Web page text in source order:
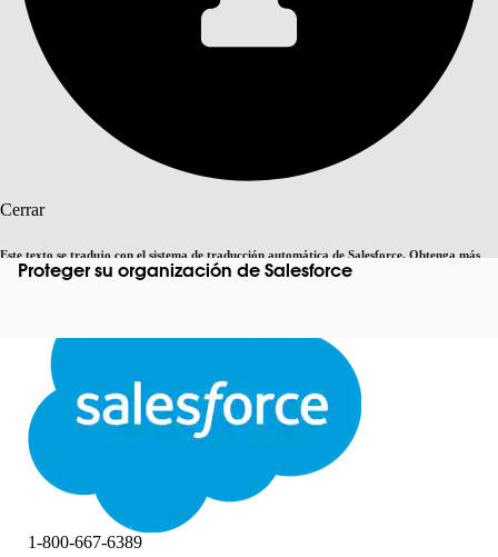
Cerrar
Este texto se tradujo con el sistema de traducción automática de Salesforce. Obtenga más
detallesaquí. Cambiar a inglés Ahora no
Cerrar Cerrar
Proteger su organización de Salesforce
Índice de materias
Buscar
1-800-667-6389